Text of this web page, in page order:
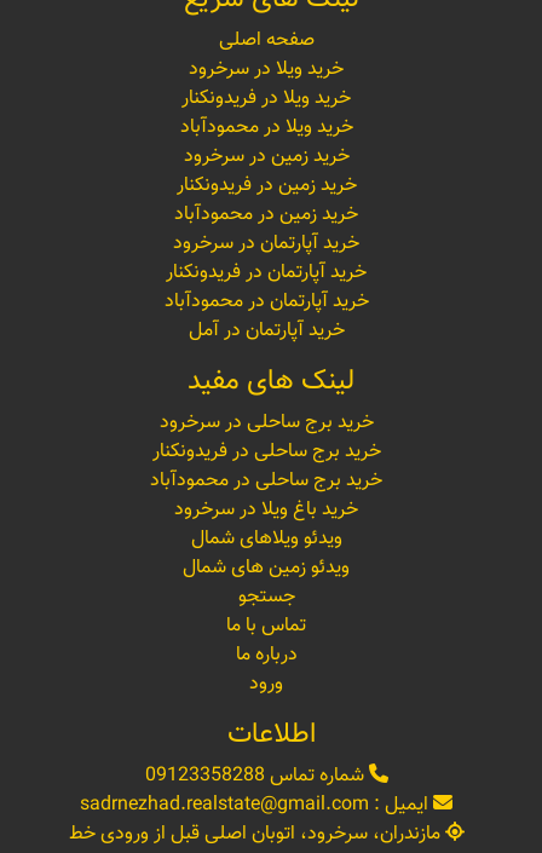
صفحه اصلی
خرید ویلا در سرخرود
خرید ویلا در فریدونکنار
خرید ویلا در محمودآباد
خرید زمین در سرخرود
خرید زمین در فریدونکنار
خرید زمین در محمودآباد
خرید آپارتمان در سرخرود
خرید آپارتمان در فریدونکنار
خرید آپارتمان در محمودآباد
خرید آپارتمان در آمل
لینک های مفید
خرید برج ساحلی در سرخرود
خرید برج ساحلی در فریدونکنار
خرید برج ساحلی در محمودآباد
خرید باغ ویلا در سرخرود
ویدئو ویلاهای شمال
ویدئو زمین های شمال
جستجو
تماس با ما
درباره ما
ورود
اطلاعات
شماره تماس 09123358288
ایمیل : sadrnezhad.realstate@gmail.com
مازندران، سرخرود، اتوبان اصلی قبل از ورودی خط